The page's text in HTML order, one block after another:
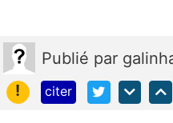
Publié par
!
citer